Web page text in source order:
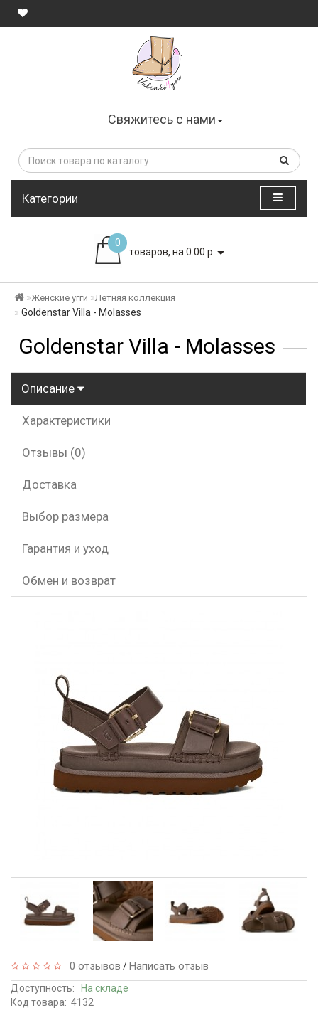
Свяжитесь с нами
Категории
0
товаров, на 0.00 р.
Женские угги Летняя коллекция
Goldenstar Villa - Molasses
Goldenstar Villa - Molasses
Описание
Характеристики
Отзывы (0)
Доставка
Выбор размера
Гарантия и уход
Обмен и возврат
0 отзывов /Написать отзыв
Доступность:
На складе
Код товара: 4132